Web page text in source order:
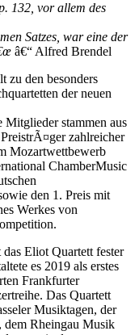
132, vor allem des
Satzes, war eine der
â€“ Alfred Brendel
zu den besonders
der neuen
Mitglieder stammen aus
zahlreicher
Mozartwettbewerb
ChamberMusic
den 1. Preis mit
Werkes von
Eliot Quartett fester
es 2019 als erstes
Frankfurter
Das Quartett
Musiktagen, der
dem Rheingau Musik